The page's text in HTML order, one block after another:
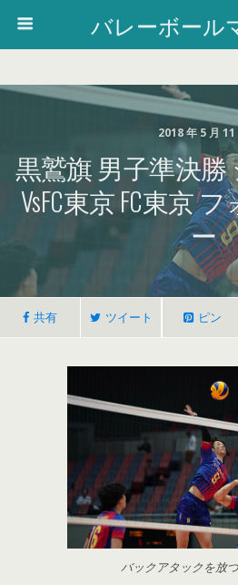
バレーボール
2018 年 5 月 11
黒鷲旗 男子準決勝
VsFC東京 FC東京
ー
共有 ツイート ピン
バックアタックを放